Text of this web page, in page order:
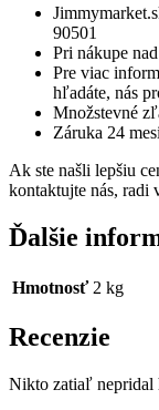
90501
Pri nákupe
Pre viac
hľadáte, nás
Množstevné
Záruka 24
Ak ste našli lepšiu
kontaktujte nás, radi
Ďalšie
Hmotnosť 2 kg
Recenzie
Nikto zatiaľ nepridal